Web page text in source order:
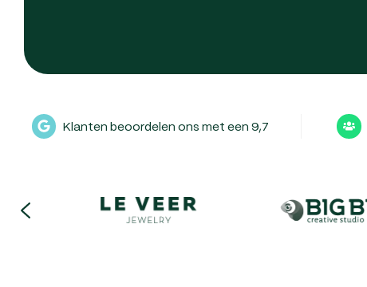
Klanten beoordelen ons met een 9,7